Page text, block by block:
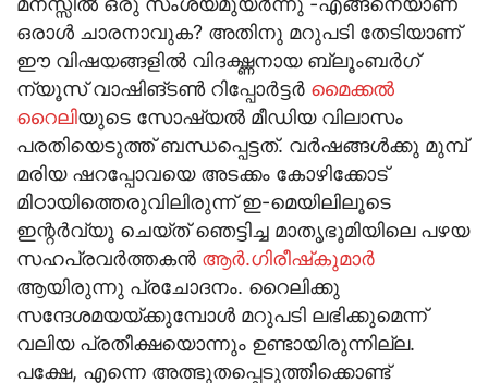
ഒരാള്‍ ചാരനാവുക? അതിനു മറുപടി തേടിയാണ്
ഈ വിഷയങ്ങളില്‍ വിദഗ്ദ്ധനായ ബ്ലൂംബര്‍ഗ്
ന്യൂസ് വാഷിങ്ടണ്‍ റിപ്പോര്‍ട്ടര്‍ മൈക്കല്‍
റൈലിയുടെ സോഷ്യല്‍ മീഡിയ വിലാസം
പരതിയെടുത്ത് ബന്ധപ്പെട്ടത്. വര്‍ഷങ്ങള്‍ക്കു മുമ്പ്
മരിയ ഷറപ്പോവയെ അടക്കം കോഴിക്കോട്
മിഠായിത്തെരുവിലിരുന്ന് ഇ-മെയിലിലൂടെ
ഇന്റര്‍വ്യൂ ചെയ്ത് ഞെട്ടിച്ച മാതൃഭൂമിയിലെ പഴയ
സഹപ്രവര്‍ത്തകന്‍ ആര്‍.ഗിരീഷ്‌കുമാര്‍
ആയിരുന്നു പ്രചോദനം. റൈലിക്കു
സന്ദേശമയയ്ക്കുമ്പോള്‍ മറുപടി ലഭിക്കുമെന്ന്
വലിയ പ്രതീക്ഷയൊന്നും ഉണ്ടായിരുന്നില്ല.
പക്ഷേ, എന്നെ അത്ഭുതപ്പെടുത്തിക്കൊണ്ട്